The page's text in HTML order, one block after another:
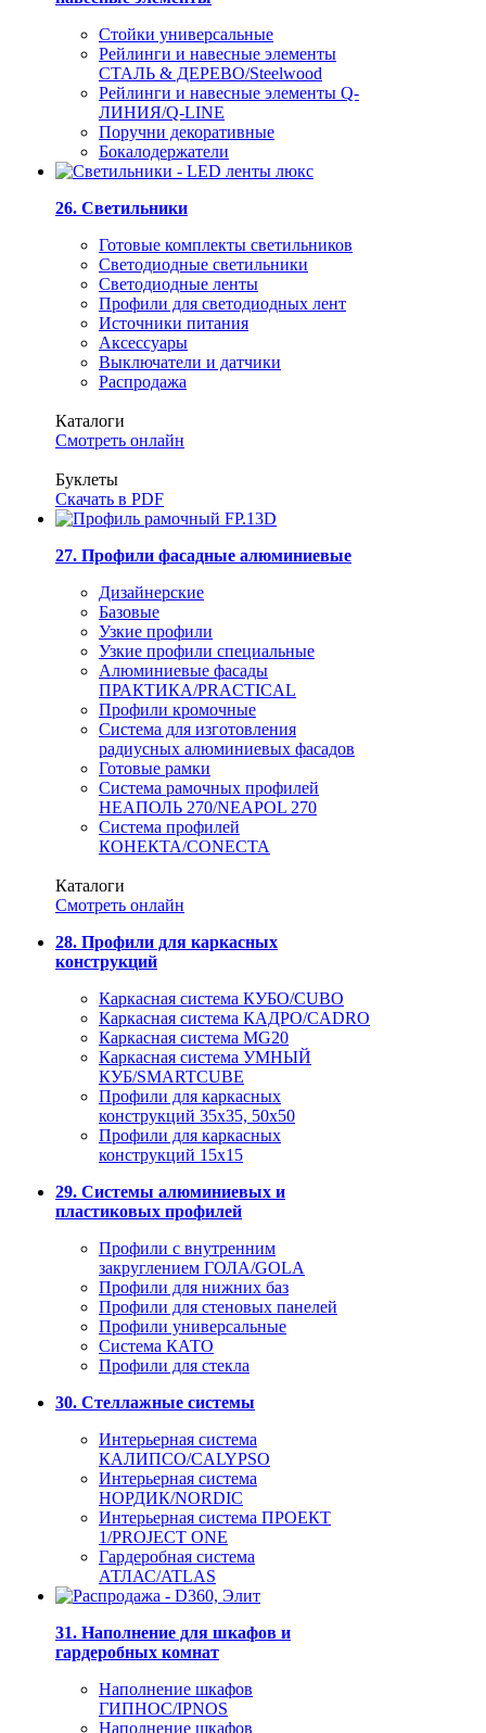
Стойки универсальные
Рейлинги и навесные элементы
СТАЛЬ & ДЕРЕВО/Steelwood
Рейлинги и навесные элементы Q-
ЛИНИЯ/Q-LINE
Поручни декоративные
Бокалодержатели
26. Светильники
Готовые комплекты светильников
Светодиодные светильники
Светодиодные ленты
Профили для светодиодных лент
Источники питания
Аксессуары
Выключатели и датчики
Распродажа
Каталоги
Смотреть онлайн
Буклеты
Скачать в PDF
27. Профили фасадные алюминиевые
Дизайнерские
Базовые
Узкие профили
Узкие профили специальные
Алюминиевые фасады
ПРАКТИКА/PRACTICAL
Профили кромочные
Система для изготовления
радиусных алюминиевых фасадов
Готовые рамки
Система рамочных профилей
НЕАПОЛЬ 270/NEAPOL 270
Система профилей
КОНЕКТА/CONECTA
Каталоги
Смотреть онлайн
28. Профили для каркасных
конструкций
Каркасная система КУБО/CUBO
Каркасная система КАДРО/CADRO
Каркасная система MG20
Каркасная система УМНЫЙ
КУБ/SMARTCUBE
Профили для каркасных
конструкций 35x35, 50x50
Профили для каркасных
конструкций 15х15
29. Системы алюминиевых и
пластиковых профилей
Профили с внутренним
закруглением ГОЛА/GOLA
Профили для нижних баз
Профили для стеновых панелей
Профили универсальные
Система КАТО
Профили для стекла
30. Стеллажные системы
Интерьерная система
КАЛИПСО/CALYPSO
Интерьерная система
НОРДИК/NORDIC
Интерьерная система ПРОЕКТ
1/PROJECT ONE
Гардеробная система
АТЛАС/ATLAS
31. Наполнение для шкафов и
гардеробных комнат
Наполнение шкафов
ГИПНОС/IPNOS
Наполнение шкафов